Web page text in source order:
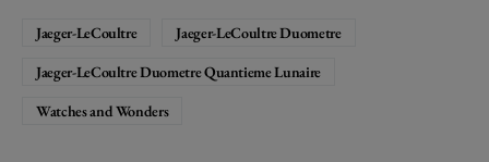
Jaeger-LeCoultre
Jaeger-LeCoultre Duometre
Jaeger-LeCoultre Duometre Quantieme Lunaire
Watches and Wonders